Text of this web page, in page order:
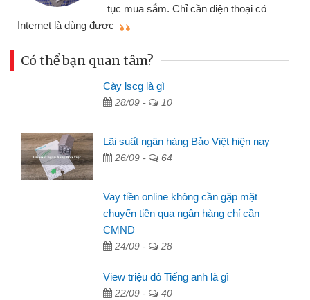
Có thể bạn quan tâm?
Cày lscg là gì
28/09 - 10
Lãi suất ngân hàng Bảo Việt hiện nay
26/09 - 64
Vay tiền online không cần gặp mặt
chuyển tiền qua ngân hàng chỉ cần
CMND
24/09 - 28
View triệu đô Tiếng anh là gì
22/09 - 40